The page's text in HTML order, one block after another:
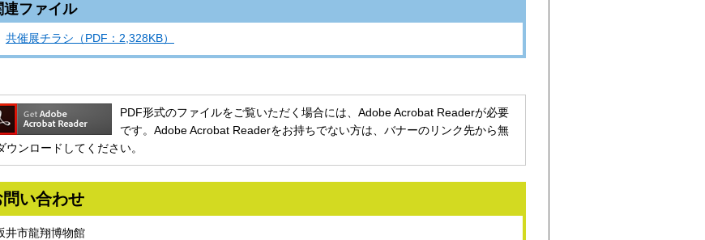
連ファイル
共催展チラシ（PDF：2,328KB）
PDF形式のファイルをご覧いただく場合には、Adobe Acrobat Readerが必要
です。Adobe Acrobat Readerをお持ちでない方は、バナーのリンク先から無
ウンロードしてください。
問い合わせ
井市龍翔博物館